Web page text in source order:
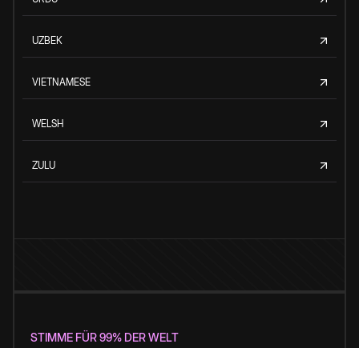
UZBEK
VIETNAMESE
WELSH
ZULU
STIMME FÜR 99% DER WELT